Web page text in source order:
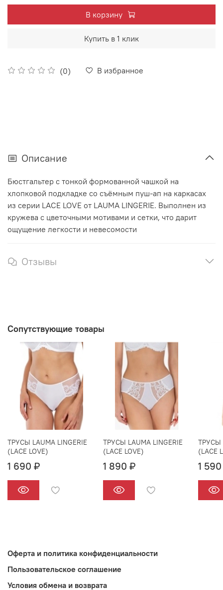
(0) В избранное
В корзину
Купить в 1 клик
Описание
Бюстгальтер с тонкой формованной чашкой на
хлопковой подкладке со съёмным пуш-ап на каркасах
из серии LACE LOVE от LAUMA LINGERIE. Выполнен из
кружева с цветочными мотивами и сетки, что дарит
ощущение легкости и невесомости
Отзывы
Сопутствующие товары
ТРУСЫ LAUMA LINGERIE
(LACE LOVE)
1 690 ₽
ТРУСЫ LAUMA LINGERIE
(LACE LOVE)
1 890 ₽
ТРУСЫ
(LACE
1
Оферта и политика конфиденциальности
Пользовательское соглашение
Условия обмена и возврата